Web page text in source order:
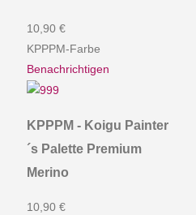
10,90 €
KPPPM-Farbe
Benachrichtigen
KPPPM - Koigu Painter
´s Palette Premium
Merino
10,90 €